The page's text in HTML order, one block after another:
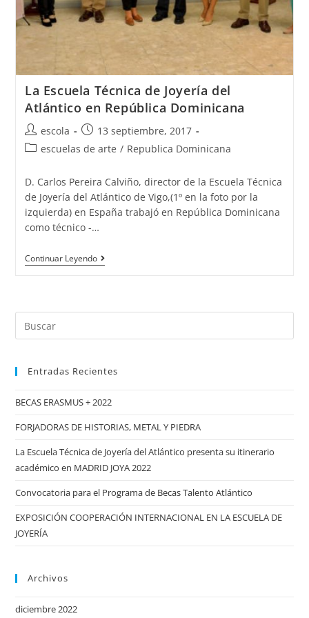
La Escuela Técnica de Joyería del
Atlántico en República Dominicana
Autor
de
escola
Publicación
de
13 septiembre, 2017
Categoría
la
entrada:
escuelas de arte / Republica Dominicana
D. Carlos Pereira Calviño, director de la Escuela Técnica
de Joyería del Atlántico de Vigo,(1º en la foto por la
izquierda) en España trabajó en República Dominicana
como técnico -…
Continuar Leyendo La
de
del
en
Buscar:
Entradas Recientes
BECAS ERASMUS + 2022
FORJADORAS DE HISTORIAS, METAL Y PIEDRA
La Escuela Técnica de Joyería del Atlántico presenta su itinerario
académico en MADRID JOYA 2022
Convocatoria para el Programa de Becas Talento Atlántico
EXPOSICIÓN COOPERACIÓN INTERNACIONAL EN LA ESCUELA DE
JOYERÍA
Archivos
diciembre 2022